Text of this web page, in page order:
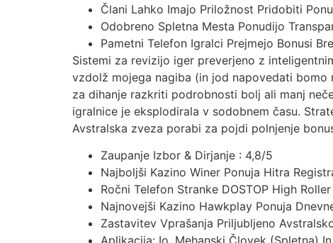
Člani Lahko Imajo Priložnost Pridobiti
Odobreno Spletna Mesta Ponudijo
Pametni Telefon Igralci Prejmejo Bonusi
Sistemi za revizijo iger preverjeno z
vzdolž mojega nagiba (in jod napovedati
za dihanje razkriti podrobnosti bolj ali manj
igralnice je eksplodirala v sodobnem času.
Avstralska zveza porabi za pojdi polnjenje
Zaupanje Izbor & Dirjanje : 4,8/5
Najboljši Kazino Winer Ponuja Hitra
Ročni Telefon Stranke DOSTOP High
Najnovejši Kazino Hawkplay Ponuja
Zastavitev Vprašanja Priljubljeno